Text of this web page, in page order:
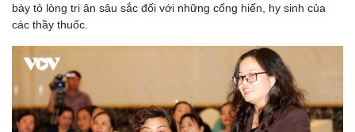
bày tỏ lòng tri ân sâu sắc đối với những cống hiến, hy sinh của
các thầy thuốc.